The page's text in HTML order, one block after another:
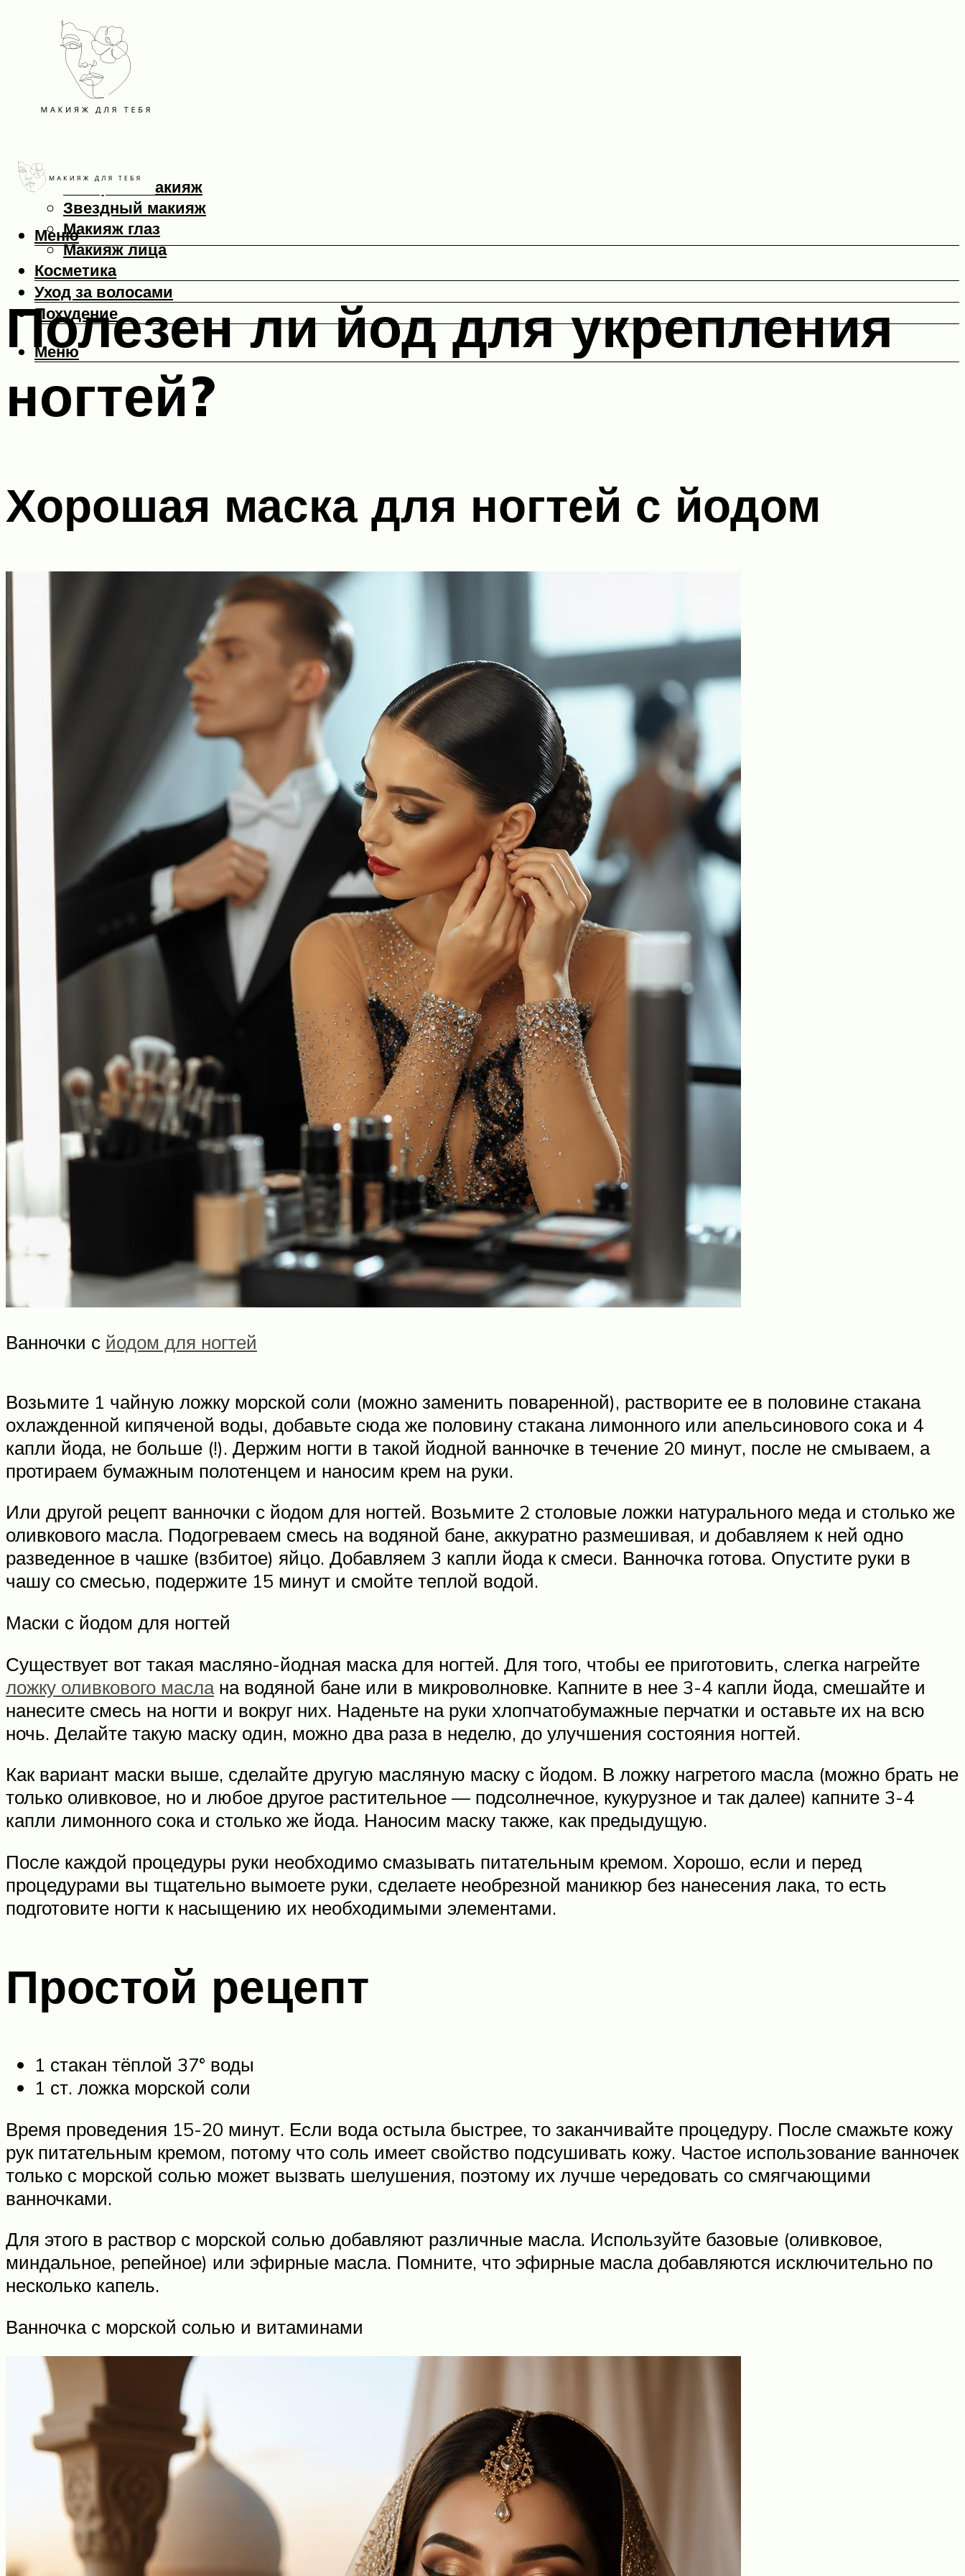
Макияж
Вечерний макияж
Звездный макияж
Макияж глаз
Макияж лица
Косметика
Уход за волосами
Похудение
Меню
Меню
Полезен ли йод для укрепления
ногтей?
Хорошая маска для ногтей с йодом
Ванночки с йодом для ногтей
Возьмите 1 чайную ложку морской соли (можно заменить поваренной), растворите ее в половине стакана
охлажденной кипяченой воды, добавьте сюда же половину стакана лимонного или апельсинового сока и 4
капли йода, не больше (!). Держим ногти в такой йодной ванночке в течение 20 минут, после не смываем, а
протираем бумажным полотенцем и наносим крем на руки.
Или другой рецепт ванночки с йодом для ногтей. Возьмите 2 столовые ложки натурального меда и столько же
оливкового масла. Подогреваем смесь на водяной бане, аккуратно размешивая, и добавляем к ней одно
разведенное в чашке (взбитое) яйцо. Добавляем 3 капли йода к смеси. Ванночка готова. Опустите руки в
чашу со смесью, подержите 15 минут и смойте теплой водой.
Маски с йодом для ногтей
Существует вот такая масляно-йодная маска для ногтей. Для того, чтобы ее приготовить, слегка нагрейте
ложку оливкового маслана водяной бане или в микроволновке. Капните в нее 3-4 капли йода, смешайте и
нанесите смесь на ногти и вокруг них. Наденьте на руки хлопчатобумажные перчатки и оставьте их на всю
ночь. Делайте такую маску один, можно два раза в неделю, до улучшения состояния ногтей.
Как вариант маски выше, сделайте другую масляную маску с йодом. В ложку нагретого масла (можно брать не
только оливковое, но и любое другое растительное — подсолнечное, кукурузное и так далее) капните 3-4
капли лимонного сока и столько же йода. Наносим маску также, как предыдущую.
После каждой процедуры руки необходимо смазывать питательным кремом. Хорошо, если и перед
процедурами вы тщательно вымоете руки, сделаете необрезной маникюр без нанесения лака, то есть
подготовите ногти к насыщению их необходимыми элементами.
Простой рецепт
1 стакан тёплой 37° воды
1 ст. ложка морской соли
Время проведения 15-20 минут. Если вода остыла быстрее, то заканчивайте процедуру. После смажьте кожу
рук питательным кремом, потому что соль имеет свойство подсушивать кожу. Частое использование ванночек
только с морской солью может вызвать шелушения, поэтому их лучше чередовать со смягчающими
ванночками.
Для этого в раствор с морской солью добавляют различные масла. Используйте базовые (оливковое,
миндальное, репейное) или эфирные масла. Помните, что эфирные масла добавляются исключительно по
несколько капель.
Ванночка с морской солью и витаминами